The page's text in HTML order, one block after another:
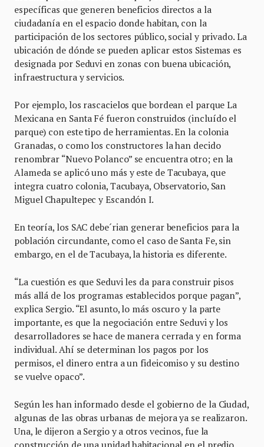
específicas que generen beneficios directos a la
ciudadanía en el espacio donde habitan, con la
participación de los sectores público, social y privado. La
ubicación de dónde se pueden aplicar estos Sistemas es
designada por Seduvi en zonas con buena ubicación,
infraestructura y servicios.
Por ejemplo, los rascacielos que bordean el parque La
Mexicana en Santa Fé fueron construidos (incluído el
parque) con este tipo de herramientas. En la colonia
Granadas, o como los constructores la han decido
renombrar “Nuevo Polanco” se encuentra otro; en la
Alameda se aplicó uno más y este de Tacubaya, que
integra cuatro colonia, Tacubaya, Observatorio, San
Miguel Chapultepec y Escandón I.
En teoría, los SAC debe´rian generar beneficios para la
población circundante, como el caso de Santa Fe, sin
embargo, en el de Tacubaya, la historia es diferente.
“La cuestión es que Seduvi les da para construir pisos
más allá de los programas establecidos porque pagan”,
explica Sergio. “El asunto, lo más oscuro y la parte
importante, es que la negociación entre Seduvi y los
desarrolladores se hace de manera cerrada y en forma
individual. Ahí se determinan los pagos por los
permisos, el dinero entra a un fideicomiso y su destino
se vuelve opaco”.
Según les han informado desde el gobierno de la Ciudad,
algunas de las obras urbanas de mejora ya se realizaron.
Una, le dijeron a Sergio y a otros vecinos, fue la